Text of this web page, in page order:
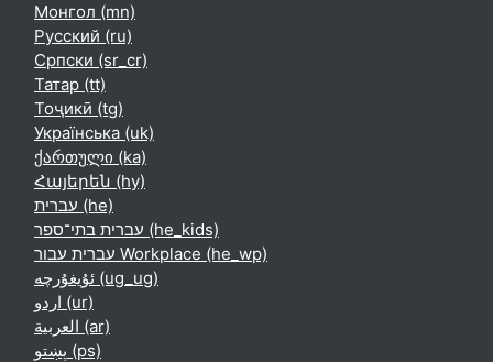
Монгол ‎(mn)‎
Русский ‎(ru)‎
Српски ‎(sr_cr)‎
Татар ‎(tt)‎
Тоҷикӣ ‎(tg)‎
Українська ‎(uk)‎
ქართული ‎(ka)‎
Հայերեն ‎(hy)‎
עברית ‎(he)‎
עברית בתי־ספר ‎(he_kids)‎
עברית עבור Workplace ‎(he_wp)‎
ئۇيغۇرچە ‎(ug_ug)‎
اردو ‎(ur)‎
العربية ‎(ar)‎
پښتو ‎(ps)‎